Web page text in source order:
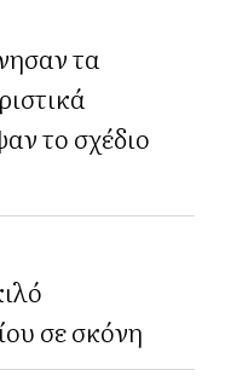
τα
το σχέδιο
σε σκόνη